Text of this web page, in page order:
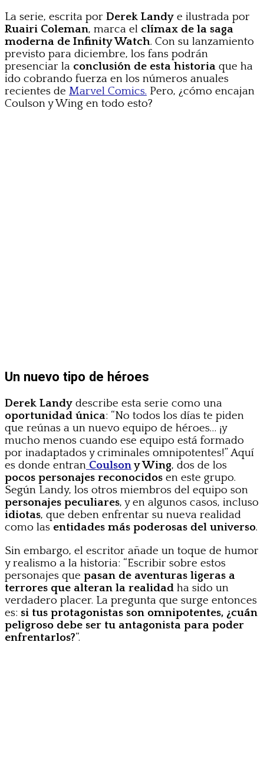
La serie, escrita por Derek Landy e ilustrada por
Ruairi Coleman, marca el clímax de la saga
moderna de Infinity Watch. Con su lanzamiento
previsto para diciembre, los fans podrán
presenciar la conclusión de esta historia que ha
ido cobrando fuerza en los números anuales
recientes de Marvel Comics. Pero, ¿cómo encajan
Coulson y Wing en todo esto?
Un nuevo tipo de héroes
Derek Landy describe esta serie como una
oportunidad única: “No todos los días te piden
que reúnas a un nuevo equipo de héroes… ¡y
mucho menos cuando ese equipo está formado
por inadaptados y criminales omnipotentes!” Aquí
es donde entran Coulsony Wing, dos de los
pocos personajes reconocidos en este grupo.
Según Landy, los otros miembros del equipo son
personajes peculiares, y en algunos casos, incluso
idiotas, que deben enfrentar su nueva realidad
como las entidades más poderosas del universo.
Sin embargo, el escritor añade un toque de humor
y realismo a la historia: “Escribir sobre estos
personajes que pasan de aventuras ligeras a
terrores que alteran la realidad ha sido un
verdadero placer. La pregunta que surge entonces
es: si tus protagonistas son omnipotentes, ¿cuán
peligroso debe ser tu antagonista para poder
enfrentarlos?“.